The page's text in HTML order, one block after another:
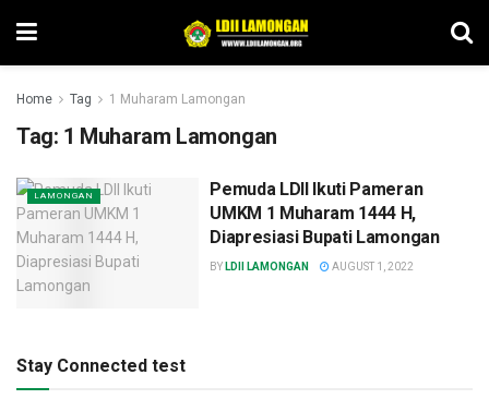
Home Tag 1 Muharam Lamongan
Tag: 1 Muharam Lamongan
LAMONGAN
Pemuda LDII Ikuti Pameran
UMKM 1 Muharam 1444 H,
Diapresiasi Bupati Lamongan
BY LDII LAMONGAN AUGUST 1, 2022
Stay Connected test